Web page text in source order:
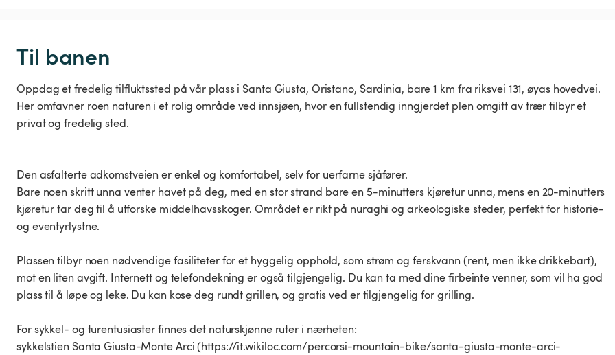
Til banen
Oppdag et fredelig tilfluktssted på vår plass i Santa Giusta, Oristano, Sardinia, bare 1 km fra riksvei 131, øyas hovedvei.
Her omfavner roen naturen i et rolig område ved innsjøen, hvor en fullstendig inngjerdet plen omgitt av trær tilbyr et
privat og fredelig sted.
Den asfalterte adkomstveien er enkel og komfortabel, selv for uerfarne sjåfører.
Bare noen skritt unna venter havet på deg, med en stor strand bare en 5-minutters kjøretur unna, mens en 20-minutters
kjøretur tar deg til å utforske middelhavsskoger. Området er rikt på nuraghi og arkeologiske steder, perfekt for historie-
og eventyrlystne.
Plassen tilbyr noen nødvendige fasiliteter for et hyggelig opphold, som strøm og ferskvann (rent, men ikke drikkebart),
mot en liten avgift. Internett og telefondekning er også tilgjengelig. Du kan ta med dine firbeinte venner, som vil ha god
plass til å løpe og leke. Du kan kose deg rundt grillen, og gratis ved er tilgjengelig for grilling.
For sykkel- og turentusiaster finnes det naturskjønne ruter i nærheten:
sykkelstien Santa Giusta-Monte Arci (https://it.wikiloc.com/percorsi-mountain-bike/santa-giusta-monte-arci-